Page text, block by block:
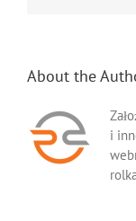
About the
i